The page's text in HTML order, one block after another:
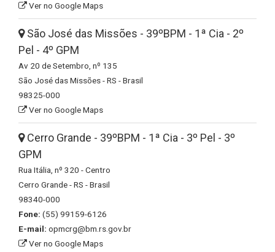
Ver no Google Maps
São José das Missões - 39ºBPM - 1ª Cia - 2º
Pel - 4º GPM
Av 20 de Setembro, nº 135
São José das Missões - RS - Brasil
98325-000
Ver no Google Maps
Cerro Grande - 39ºBPM - 1ª Cia - 3º Pel - 3º
GPM
Rua Itália, nº 320 - Centro
Cerro Grande - RS - Brasil
98340-000
Fone: (55) 99159-6126
E-mail: opmcrg@bm.rs.gov.br
Ver no Google Maps